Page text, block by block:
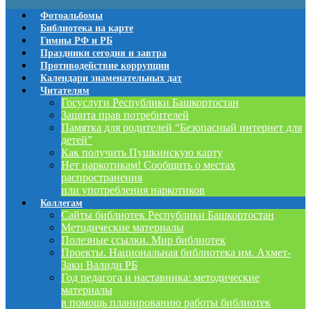
Фотоальбомы
Библиотека на карте
Гимны РФ и РБ
Праздники сегодня и завтра
Противодействие коррупции
Календари знаменательных дат
Читателям
Госуслуги Республики Башкортостан
Защита прав потребителей
Памятка для родителей “Безопасный интернет для
детей”
Как получить Пушкинскую карту
Нет наркотикам! Сообщить о местах
распространения
или употребления наркотиков
Коллегам
Сайты библиотек Республики Башкортостан
Методические материалы
Полезные ссылки. Мир библиотек
Проекты. Национальная библиотека им. Ахмет-
Заки Валиди РБ
Год педагога и наставника: методические
материалы
в помощь планированию работы библиотек